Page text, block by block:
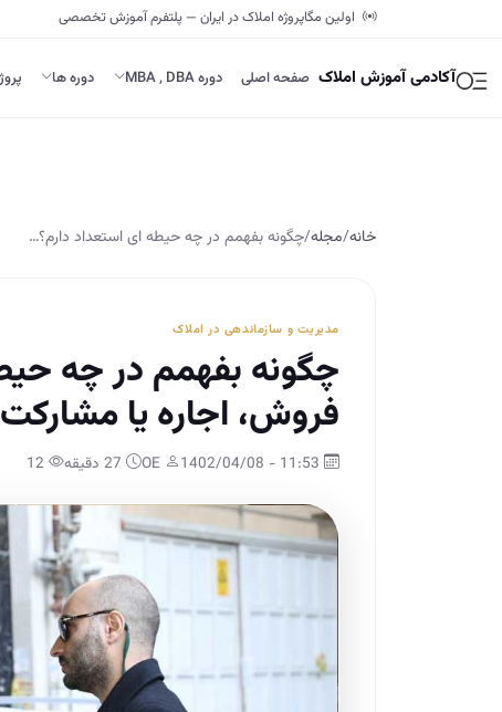
اولین مگاپروژه املاک در ایران — پلتفرم آموزش تخصصی
آکادمی آموزش املاک صفحه اصلی دوره MBA , DBA دوره ها
خانه/مجله/چگونه بفهمم در چه حیطه ای استعداد دارم؟…
مدیریت و سازماندهی در املاک
چگونه بفهمم در چه
فروش، اجاره یا مشارکت